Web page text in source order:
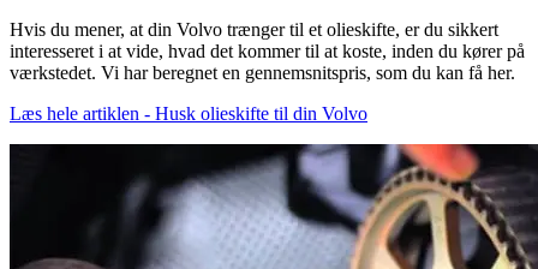
Hvis du mener, at din Volvo trænger til et olieskifte, er du sikkert
interesseret i at vide, hvad det kommer til at koste, inden du kører på
værkstedet. Vi har beregnet en gennemsnitspris, som du kan få her.
Læs hele artiklen - Husk olieskifte til din Volvo